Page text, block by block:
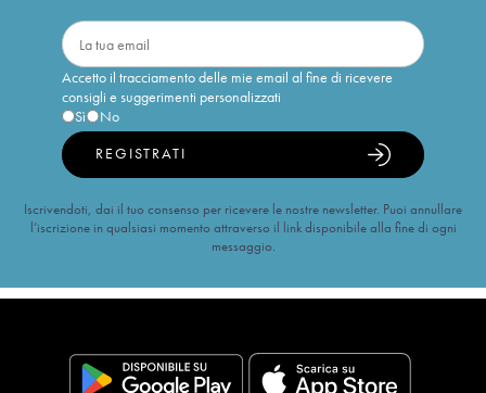
Accetto il tracciamento delle mie email al fine di ricevere
consigli e suggerimenti personalizzati
Sì
No
REGISTRATI
Iscrivendoti, dai il tuo consenso per ricevere le nostre newsletter. Puoi annullare
l’iscrizione in qualsiasi momento attraverso il link disponibile alla fine di ogni
messaggio.